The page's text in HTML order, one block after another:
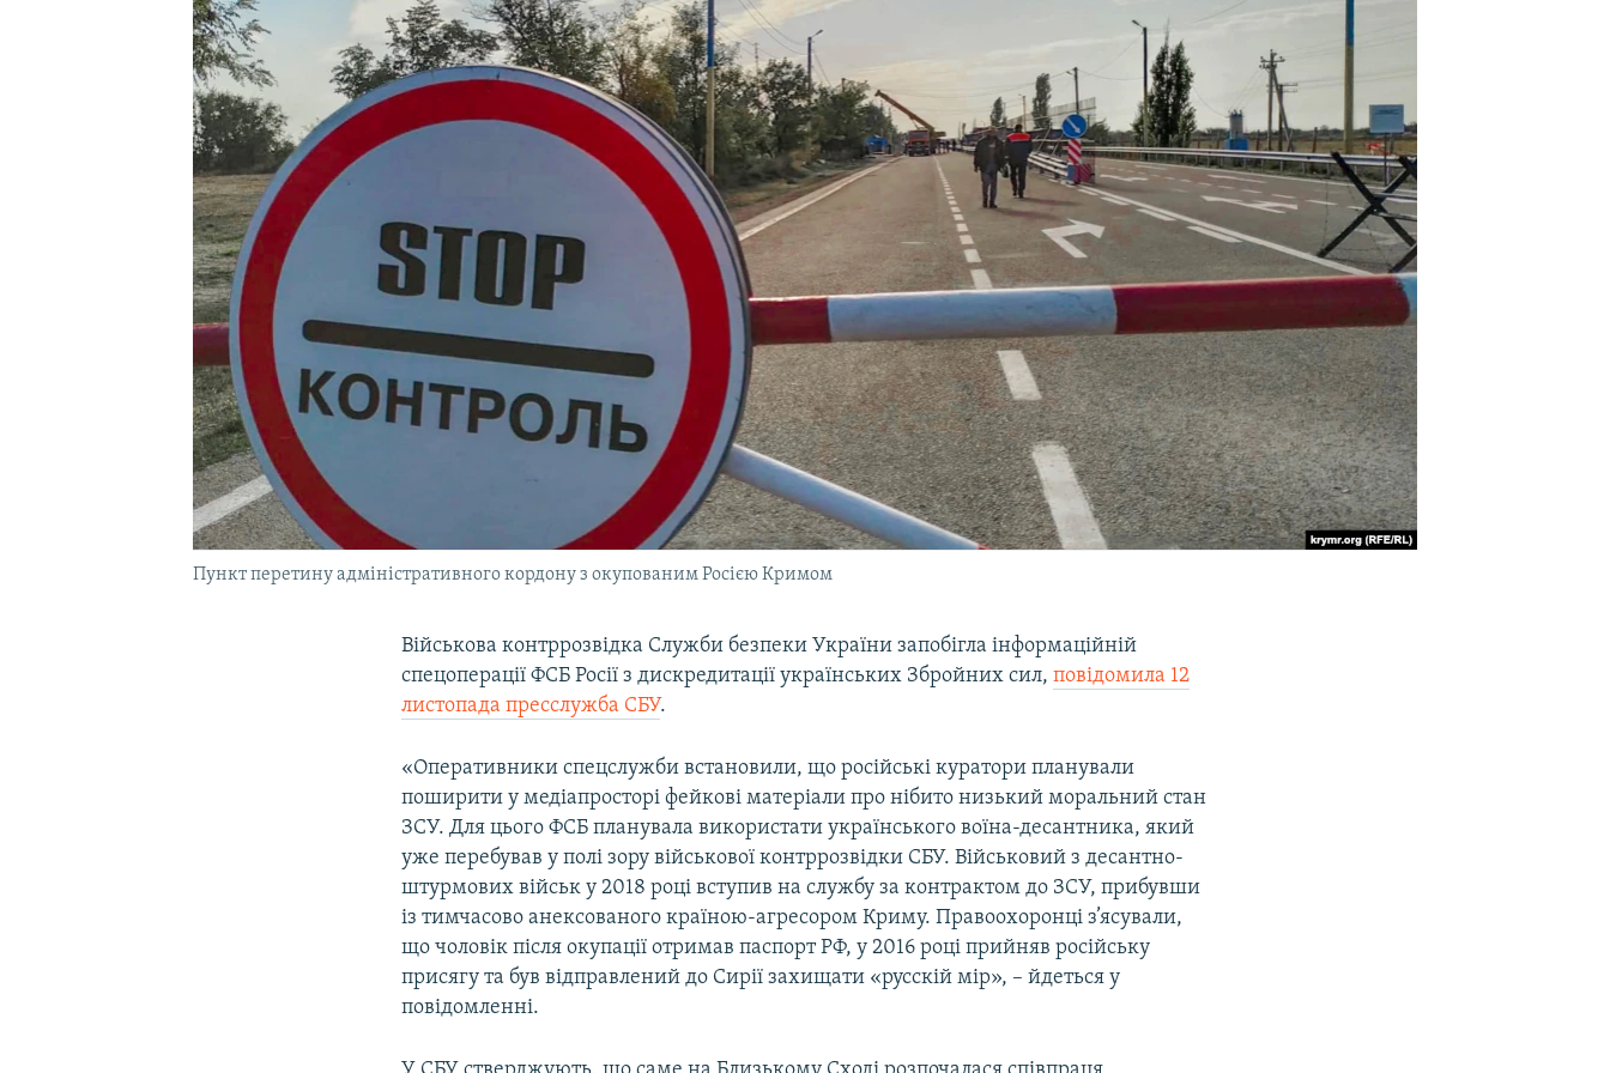
УКРАЇНСЬКА ПРОБЛЕМА КРИМУ
Пункт перетину адміністративного кордону з окупованим Росією Кримом
Військова контррозвідка Служби безпеки України запобігла інформаційній
спецоперації ФСБ Росії з дискредитації українських Збройних сил,повідомила 12
листопада пресслужба СБУ.
«Оперативники спецслужби встановили, що російські куратори планували
поширити у медіапросторі фейкові матеріали про нібито низький моральний стан
ЗСУ. Для цього ФСБ планувала використати українського воїна-десантника, який
уже перебував у полі зору військової контррозвідки СБУ. Військовий з десантно-
штурмових військ у 2018 році вступив на службу за контрактом до ЗСУ, прибувши
із тимчасово анексованого країною-агресором Криму. Правоохоронці з’ясували,
що чоловік після окупації отримав паспорт РФ, у 2016 році прийняв російську
присягу та був відправлений до Сирії захищати «русскій мір», – йдеться у
повідомленні.